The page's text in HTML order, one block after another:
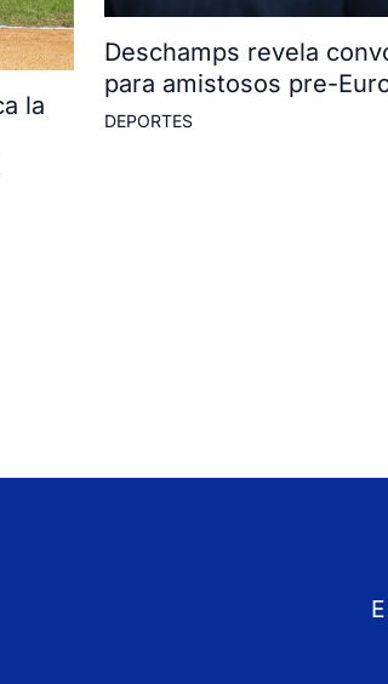
la
Deschamps revela
para amistosos pre-
DEPORTES